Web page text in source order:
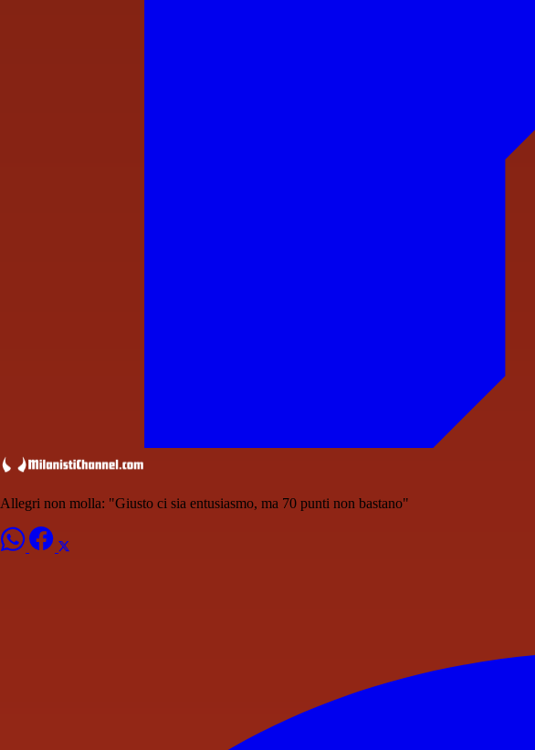
Allegri non molla: "Giusto ci sia entusiasmo, ma 70 punti non bastano"